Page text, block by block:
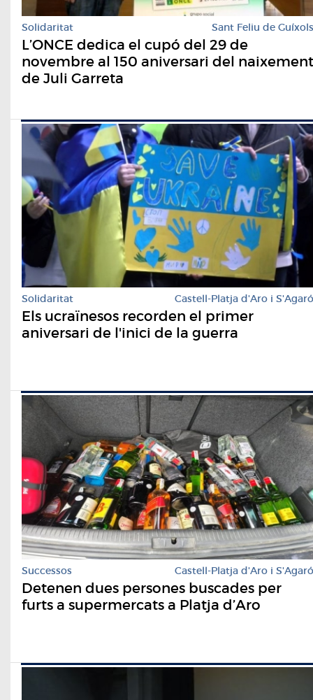
Solidaritat Sant Feliu de Guíxols
L’ONCE dedica el cupó del 29 de
novembre al 150 aniversari del naixement
de Juli Garreta
Solidaritat Castell-Platja d'Aro i S'Agaró
Els ucraïnesos recorden el primer
aniversari de l'inici de la guerra
Successos Castell-Platja d'Aro i S'Agaró
Detenen dues persones buscades per
furts a supermercats a Platja d’Aro